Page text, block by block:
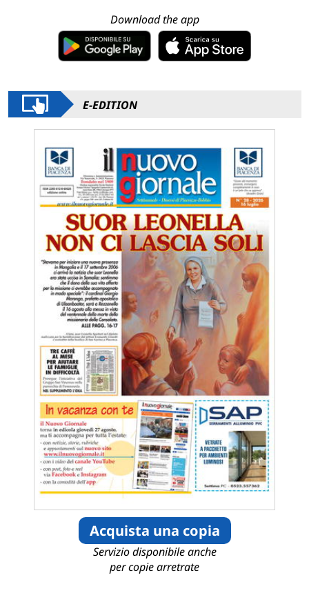
Download the app
E-EDITION
Acquista una copia
Servizio disponibile anche
per copie arretrate